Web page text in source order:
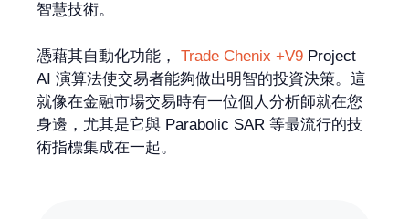
智慧技術。
憑藉其自動化功能， Trade Chenix +V9 Project
AI 演算法使交易者能夠做出明智的投資決策。這
就像在金融市場交易時有一位個人分析師就在您
身邊，尤其是它與 Parabolic SAR 等最流行的技
術指標集成在一起。